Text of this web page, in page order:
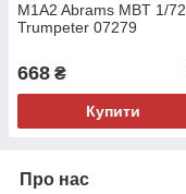
M1A2 Abrams MBT 1/72
Trumpeter 07279
668 ₴
Купити
Про нас